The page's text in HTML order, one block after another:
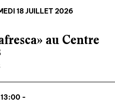
18 JUILLET 2026
au Centre
13:00 -